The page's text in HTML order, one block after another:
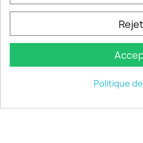
© 2026 - choisistacoque.com
Politique